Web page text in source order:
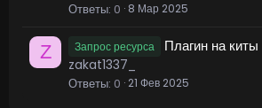
Ответы 0 8 Мар 2025
Z Запрос ресурса Плагин на киты
zakat1337_
Ответы 0 21 Фев 2025